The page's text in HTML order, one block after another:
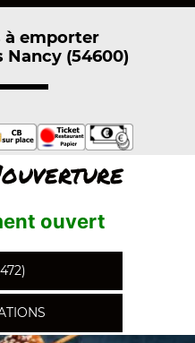
à emporter
Nancy (54600)
ouvert